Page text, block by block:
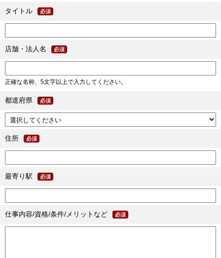
タイトル 必須
店舗・法人名 必須
正確な名称、5文字以上で入力してください。
都道府県 必須
住所 必須
最寄り駅 必須
仕事内容/資格/条件/メリットなど 必須